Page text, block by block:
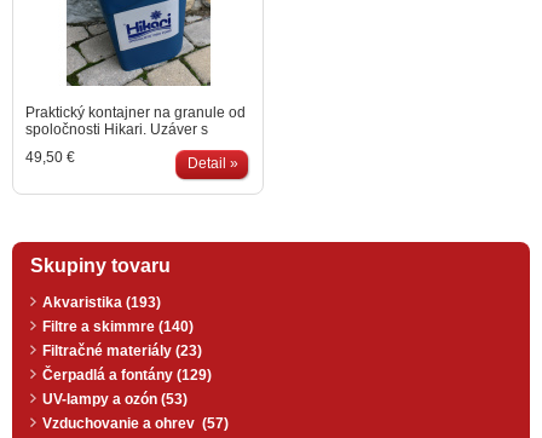
Praktický kontajner na granule od
spoločnosti Hikari. Uzáver s
gumeným tesnením zabraňuje
prenikaniu vlhkosti. Objem cca 15
49,50 € Detail »
Skupiny tovaru
Akvaristika (193)
Filtre a skimmre (140)
Filtračné materiály (23)
Čerpadlá a fontány (129)
UV-lampy a ozón (53)
Vzduchovanie a ohrev (57)